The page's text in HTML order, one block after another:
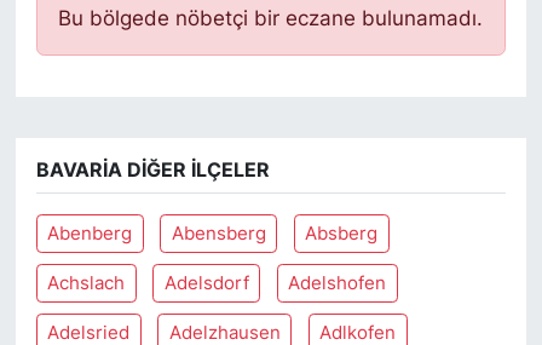
Bu bölgede nöbetçi bir eczane bulunamadı.
BAVARIA DIĞER İLÇELER
Abenberg Abensberg Absberg
Achslach Adelsdorf Adelshofen
Adelsried Adelzhausen Adlkofen